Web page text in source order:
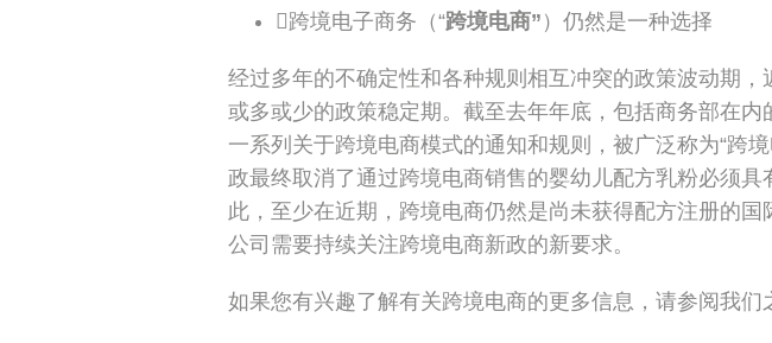
跨境电子商务（“跨境电商” ）仍然是一种选择
经过多年的不确定性和各种规则相互冲突的政策波动期，
或多或少的政策稳定期。截至去年年底，包括商务部在内
一系列关于跨境电商模式的通知和规则，被广泛称为“跨
政最终取消了通过跨境电商销售的婴幼儿配方乳粉必须具
此，至少在近期，跨境电商仍然是尚未获得配方注册的
公司需要持续关注跨境电商新政的新要求。
如果您有兴趣了解有关跨境电商的更多信息，请参阅我们